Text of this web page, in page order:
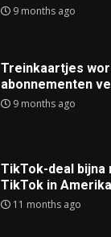
9 months ago
Treinkaartjes
abonnementen
9 months ago
TikTok-deal bijna
TikTok in
11 months ago